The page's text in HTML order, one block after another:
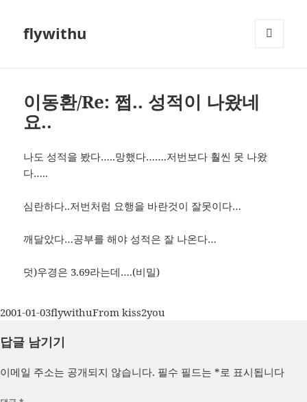
flywithu
이동환/Re: 쩝.. 성적이 나왔네
요..
나도 성적을 봤다…..망했다…….저번보다 훨씬 못 나왔
다…..
심란하다..저번처럼 요행을 바란것이 잘못이다…
깨달았다…공부를 해야 성적은 잘 나온다…
덧)우경은 3.69라는데….(비밀)
작
일
2001-01-03글
이
flywithu카
From kiss2you
답글 남기기
이메일 주소는 공개되지 않습니다. 필수 필드는 *로 표시됩니다